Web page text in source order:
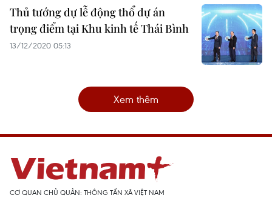
Thủ tướng dự lễ động thổ dự án
trọng điểm tại Khu kinh tế Thái Bình
13/12/2020 05:13
Xem thêm
CƠ QUAN CHỦ QUẢN: THÔNG TẤN XÃ VIỆT NAM